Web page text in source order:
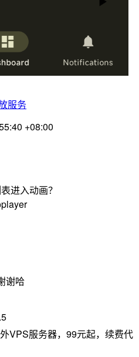
服务
+08:00
进入动画？
谢哈
VPS服务器，99元起，续费代